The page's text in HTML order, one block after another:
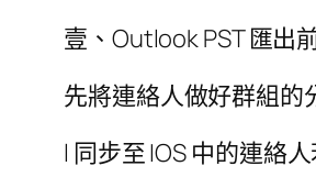
壹、Outlook PST 匯出
先將連絡人做好群組的
l 同步至 IOS 中的連絡